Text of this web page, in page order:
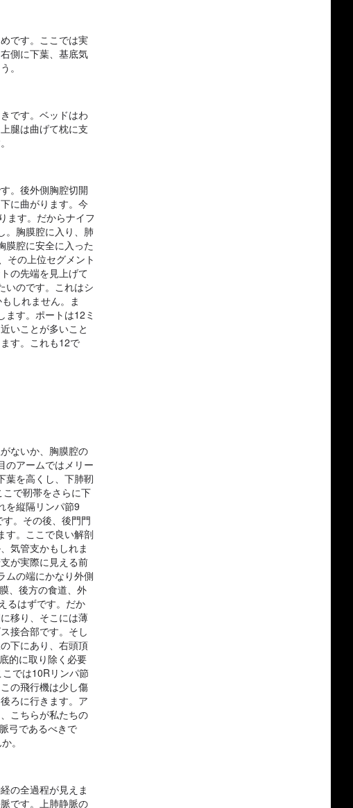
です。ここでは実
側に下葉、基底気
。
です。ベッドはわ
腿は曲げて枕に支
。後外側胸腔切開
に曲がります。今
ます。だからナイフ
。胸膜腔に入り、肺
膜腔に安全に入った
その上位セグメント
の先端を見上げて
いのです。これはシ
しれません。ま
す。ポートは12ミ
いことが多いこと
す。これも12で
ないか、胸膜腔の
のアームではメリー
葉を高くし、下肺靭
で靭帯をさらに下
を縦隔リンパ節9
。その後、後門門
す。ここで良い解剖
気管支かもしれま
が実際に見える前
ムの端にかなり外側
、後方の食道、外
るはずです。だか
移り、そこには薄
接合部です。そし
下にあり、右頭頂
的に取り除く必要
では10Rリンパ節
の飛行機は少し傷
ろに行きます。ア
こちらが私たちの
弓であるべきで
。
の全過程が見えま
です。上肺静脈の